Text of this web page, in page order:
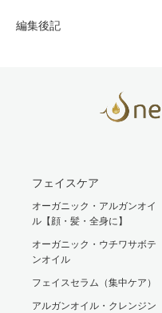
編集後記
フェイスケア
オーガニック・アルガンオイ
ル【顔・髪・全身に】
オーガニック・ウチワサボテ
ンオイル
フェイスセラム（集中ケア）
アルガンオイル・クレンジン